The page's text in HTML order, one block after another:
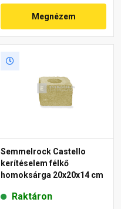
Megnézem
Semmelrock Castello
kerítéselem félkő
homoksárga 20x20x14 cm
Raktáron